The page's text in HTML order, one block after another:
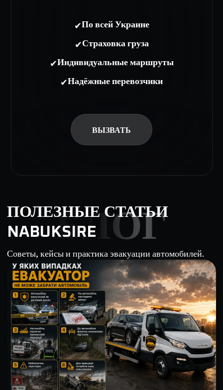
✔По всей Украине
✔Страховка груза
✔Индивидуальные маршруты
✔Надёжные перевозчики
ВЫЗВАТЬ
БЛОГ
ПОЛЕЗНЫЕ СТАТЬИ
NABUKSIRE
Советы, кейсы и практика эвакуации автомобилей.